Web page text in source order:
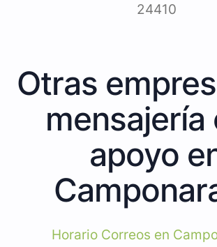
24410
Otras
mensajería
apoyo
Horario Correos en